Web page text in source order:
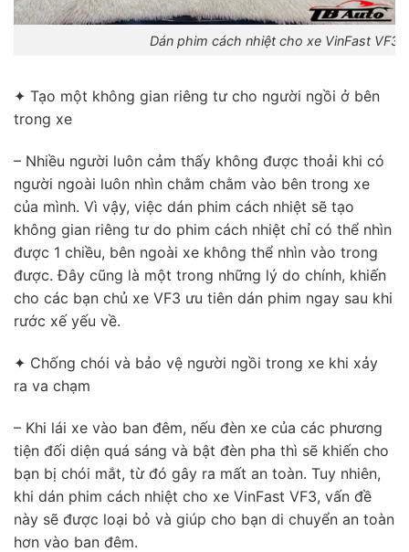
Dán phim cách nhiệt cho xe VinFast VF3
✦ Tạo một không gian riêng tư cho người ngồi ở bên
trong xe
– Nhiều người luôn cảm thấy không được thoải khi có
người ngoài luôn nhìn chằm chằm vào bên trong xe
của mình. Vì vậy, việc dán phim cách nhiệt sẽ tạo
không gian riêng tư do phim cách nhiệt chỉ có thể nhìn
được 1 chiều, bên ngoài xe không thể nhìn vào trong
được. Đây cũng là một trong những lý do chính, khiến
cho các bạn chủ xe VF3 ưu tiên dán phim ngay sau khi
rước xế yếu về.
✦ Chống chói và bảo vệ người ngồi trong xe khi xảy
ra va chạm
– Khi lái xe vào ban đêm, nếu đèn xe của các phương
tiện đối diện quá sáng và bật đèn pha thì sẽ khiến cho
bạn bị chói mắt, từ đó gây ra mất an toàn. Tuy nhiên,
khi dán phim cách nhiệt cho xe VinFast VF3, vấn đề
này sẽ được loại bỏ và giúp cho bạn di chuyển an toàn
hơn vào ban đêm.